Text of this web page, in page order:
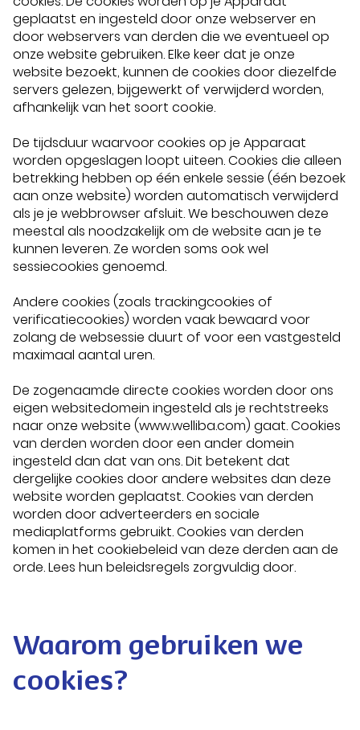
geplaatst en ingesteld door onze webserver en
door webservers van derden die we eventueel op
onze website gebruiken. Elke keer dat je onze
website bezoekt, kunnen de cookies door diezelfde
servers gelezen, bijgewerkt of verwijderd worden,
afhankelijk van het soort cookie.
De tijdsduur waarvoor cookies op je Apparaat
worden opgeslagen loopt uiteen. Cookies die alleen
betrekking hebben op één enkele sessie (één bezoek
aan onze website) worden automatisch verwijderd
als je je webbrowser afsluit. We beschouwen deze
meestal als noodzakelijk om de website aan je te
kunnen leveren. Ze worden soms ook wel
sessiecookies genoemd.
Andere cookies (zoals trackingcookies of
verificatiecookies) worden vaak bewaard voor
zolang de websessie duurt of voor een vastgesteld
maximaal aantal uren.
De zogenaamde directe cookies worden door ons
eigen websitedomein ingesteld als je rechtstreeks
naar onze website (www.welliba.com) gaat. Cookies
van derden worden door een ander domein
ingesteld dan dat van ons. Dit betekent dat
dergelijke cookies door andere websites dan deze
website worden geplaatst. Cookies van derden
worden door adverteerders en sociale
mediaplatforms gebruikt. Cookies van derden
komen in het cookiebeleid van deze derden aan de
orde. Lees hun beleidsregels zorgvuldig door.
Waarom gebruiken we
cookies?